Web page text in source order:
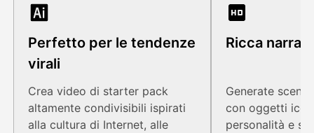
Perfetto per le tendenze
virali
Crea video di starter pack
altamente condivisibili ispirati
alla cultura di Internet, alle
Ricca
Generate
con oggetti
personalità e